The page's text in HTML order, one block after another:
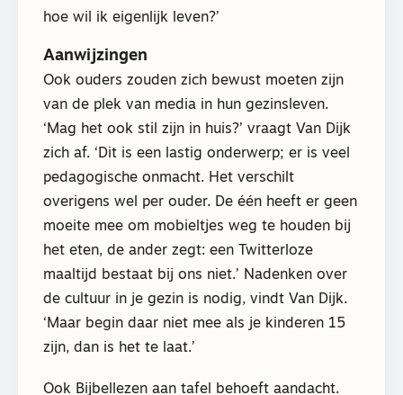
hoe wil ik eigenlijk leven?’
Aanwijzingen
Ook ouders zouden zich bewust moeten zijn
van de plek van media in hun gezinsleven.
‘Mag het ook stil zijn in huis?’ vraagt Van Dijk
zich af. ‘Dit is een lastig onderwerp; er is veel
pedagogische onmacht. Het verschilt
overigens wel per ouder. De één heeft er geen
moeite mee om mobieltjes weg te houden bij
het eten, de ander zegt: een Twitterloze
maaltijd bestaat bij ons niet.’ Nadenken over
de cultuur in je gezin is nodig, vindt Van Dijk.
‘Maar begin daar niet mee als je kinderen 15
zijn, dan is het te laat.’
Ook Bijbellezen aan tafel behoeft aandacht.